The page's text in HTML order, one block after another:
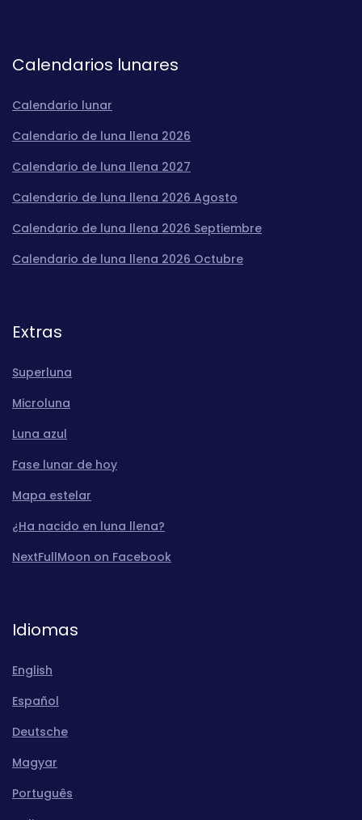
Calendarios lunares
Calendario lunar
Calendario de luna llena 2026
Calendario de luna llena 2027
Calendario de luna llena 2026 Agosto
Calendario de luna llena 2026 Septiembre
Calendario de luna llena 2026 Octubre
Extras
Superluna
Microluna
Luna azul
Fase lunar de hoy
Mapa estelar
¿Ha nacido en luna llena?
NextFullMoon on Facebook
Idiomas
English
Español
Deutsche
Magyar
Português